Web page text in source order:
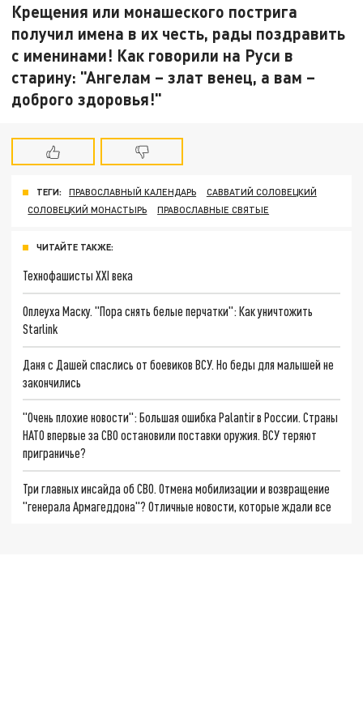
Крещения или монашеского пострига
получил имена в их честь, рады поздравить
с именинами! Как говорили на Руси в
старину: "Ангелам – злат венец, а вам –
доброго здоровья!"
ТЕГИ: ПРАВОСЛАВНЫЙ КАЛЕНДАРЬ
САВВАТИЙ СОЛОВЕЦКИЙ
СОЛОВЕЦКИЙ МОНАСТЫРЬ
ПРАВОСЛАВНЫЕ СВЯТЫЕ
ЧИТАЙТЕ ТАКЖЕ:
Технофашисты XXI века
Оплеуха Маску. "Пора снять белые перчатки": Как уничтожить
Starlink
Даня с Дашей спаслись от боевиков ВСУ. Но беды для малышей не
закончились
"Очень плохие новости": Большая ошибка Palantir в России. Страны
НАТО впервые за СВО остановили поставки оружия. ВСУ теряют
приграничье?
Три главных инсайда об СВО. Отмена мобилизации и возвращение
"генерала Армагеддона"? Отличные новости, которые ждали все